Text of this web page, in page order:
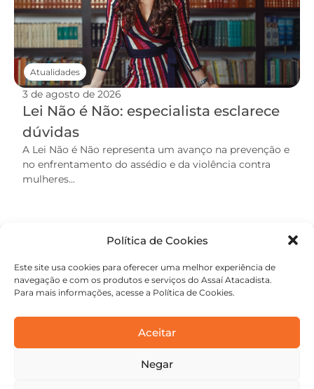
Política de Cookies
Este site usa cookies para oferecer uma melhor experiência de
navegação e com os produtos e serviços do Assaí Atacadista.
Para mais informações, acesse a Política de Cookies.
Aceitar
Negar
3 de agosto de 2026
Lei Não é Não: especialista esclarece
dúvidas
A Lei Não é Não representa um avanço na prevenção e
no enfrentamento do assédio e da violência contra
mulheres...
Atualidades
contato@academiaassai.com.br